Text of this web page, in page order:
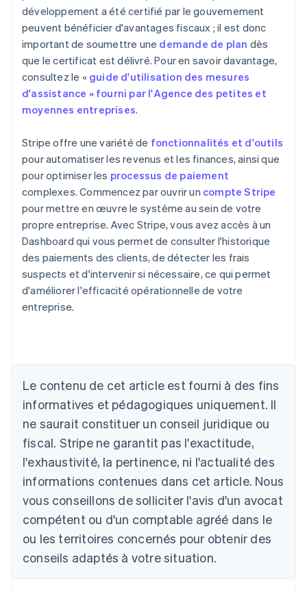
développement a été certifié par le gouvernement
peuvent bénéficier d'avantages fiscaux ; il est donc
important de soumettre une demande de plan dès
que le certificat est délivré. Pour en savoir davantage,
consultez le « guide d'utilisation des mesures
d'assistance » fourni par l'Agence des petites et
moyennes entreprises.
Stripe offre une variété de fonctionnalités et d'outils
pour automatiser les revenus et les finances, ainsi que
pour optimiser les processus de paiement
complexes. Commencez par ouvrir un compte Stripe
pour mettre en œuvre le système au sein de votre
propre entreprise. Avec Stripe, vous avez accès à un
Dashboard qui vous permet de consulter l'historique
des paiements des clients, de détecter les frais
suspects et d'intervenir si nécessaire, ce qui permet
d'améliorer l'efficacité opérationnelle de votre
entreprise.
Le contenu de cet article est fourni à des fins
informatives et pédagogiques uniquement. Il
ne saurait constituer un conseil juridique ou
fiscal. Stripe ne garantit pas l'exactitude,
l'exhaustivité, la pertinence, ni l'actualité des
informations contenues dans cet article. Nous
vous conseillons de solliciter l'avis d'un avocat
compétent ou d'un comptable agréé dans le
ou les territoires concernés pour obtenir des
conseils adaptés à votre situation.
DeutschEnglish
English
Autriche
Deutsch English
Belgique
NederlandsFrançaisDeutschEnglish
Brésil
Bulgarie
English
Canada
English Français
Chine continentale